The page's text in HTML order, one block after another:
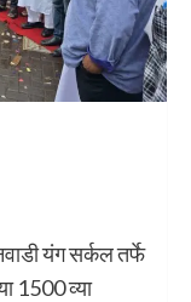
यंग सर्कल तर्फे
1500 व्या